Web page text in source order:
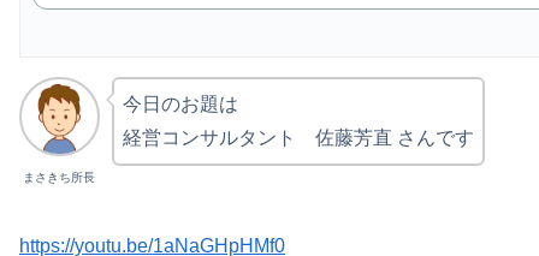
まさきち所長
今日のお題は
経営コンサルタント 佐藤芳直 さんです
https://youtu.be/1aNaGHpHMf0